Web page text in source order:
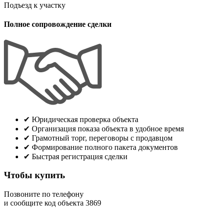
Подъезд к участку
Полное сопровождение сделки
✔ Юридическая проверка объекта
✔ Организация показа объекта в удобное время
✔ Грамотный торг, переговоры с продавцом
✔ Формирование полного пакета документов
✔ Быстрая регистрация сделки
Чтобы купить
Позвоните по телефону
и сообщите код объекта 3869